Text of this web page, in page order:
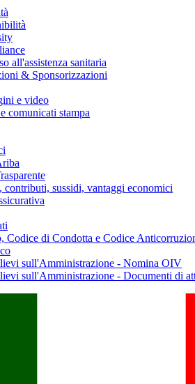
all'assistenza sanitaria
& Sponsorizzazioni
e video
comunicati stampa
contributi, sussidi, vantaggi economici
Codice di Condotta e Codice
sull'Amministrazione - Nomina OIV
sull'Amministrazione - Documenti di